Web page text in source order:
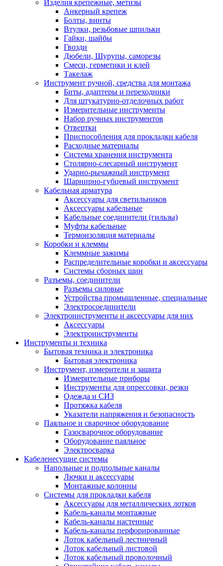
Изделия крепежные, метизы
Анкерный крепеж
Болты, винты
Втулки, резьбовые шпильки
Гайки, шайбы
Гвозди
Дюбели, Шурупы, саморезы
Смеси, герметики и клей
Такелаж
Инструмент ручной, средства для монтажа
Биты, адаптеры и переходники
Для штукатурно-отделочных работ
Измерительные инструменты
Набор ручных инструментов
Отвертки
Приспособления для прокладки кабеля
Расходные материалы
Система хранения инструмента
Столярно-слесарный инструмент
Ударно-рычажный инструмент
Шарнирно-губцевый инструмент
Кабельная арматура
Аксессуары для светильников
Аксессуары кабельные
Кабельные соединители (гильзы)
Муфты кабельные
Термоизоляция материалы
Коробки и клеммы
Клеммные зажимы
Распределительные коробки и аксессуары
Системы сборных шин
Разъемы, соединители
Разъемы силовые
Устройства промышленные, специальные
Электросоединители
Электроинструменты и аксессуары для них
Аксессуары
Электроинструменты
Инструменты и техника
Бытовая техника и электроника
Бытовая электроника
Инструмент, измерители и защита
Измерительные приборы
Инструменты для опрессовки, резки
Одежда и СИЗ
Протяжка кабеля
Указатели напряжения и безопасность
Паяльное и сварочное оборудование
Газосварочное оборудование
Оборудование паяльное
Электросварка
Кабеленесущие системы
Напольные и подпольные каналы
Лючки и аксессуары
Монтажные колонны
Системы для прокладки кабеля
Аксессуары для металлических лотков
Кабель-каналы монтажные
Кабель-каналы настенные
Кабель-каналы перфорированные
Лоток кабельный лестничный
Лоток кабельный листовой
Лоток кабельный проволочный